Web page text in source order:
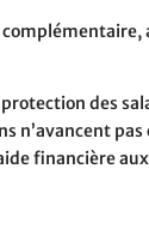
des
financière